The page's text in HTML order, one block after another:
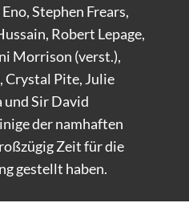
Stephen Frears,
Robert Lepage,
Morrison (verst.),
Crystal Pite, Julie
und Sir David
der namhaften
Zeit für die
gestellt haben.